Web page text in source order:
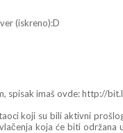
(iskreno):D
spisak imaš ovde: http://
koji su bili aktivni
koja će biti održana